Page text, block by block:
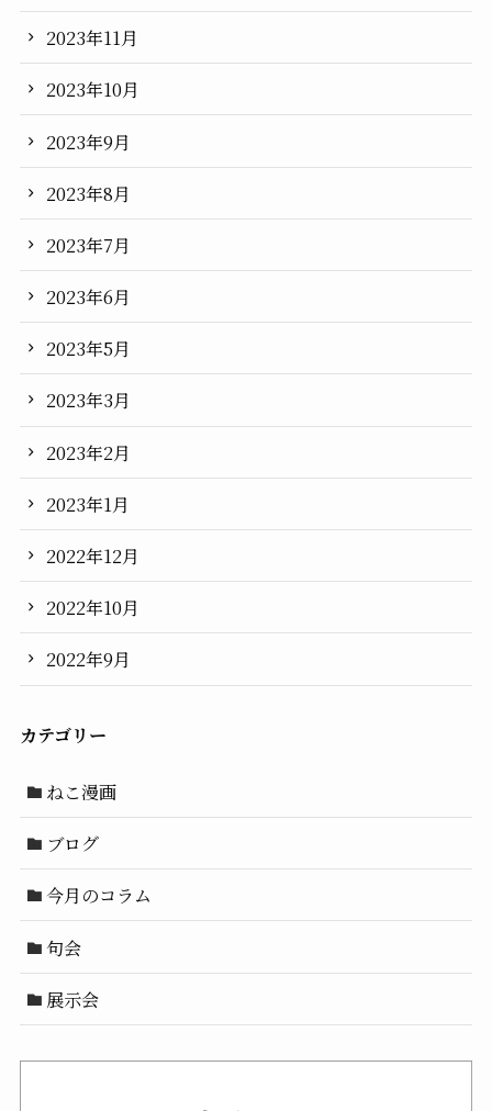
2023年11月
2023年10月
2023年9月
2023年8月
2023年7月
2023年6月
2023年5月
2023年3月
2023年2月
2023年1月
2022年12月
2022年10月
2022年9月
カテゴリー
ねこ漫画
ブログ
今月のコラム
句会
展示会